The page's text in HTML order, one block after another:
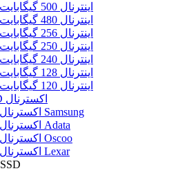
SSD اینترنال 500 گیگابایت
SSD اینترنال 480 گیگابایت
SSD اینترنال 256 گیگابایت
SSD اینترنال 250 گیگابایت
SSD اینترنال 240 گیگابایت
SSD اینترنال 128 گیگابایت
SSD اینترنال 120 گیگابایت
حافظه SSD اکسترنال
SSD اکسترنال Samsung
SSD اکسترنال Adata
SSD اکسترنال Oscoo
SSD اکسترنال Lexar
نوع حافظه SSD